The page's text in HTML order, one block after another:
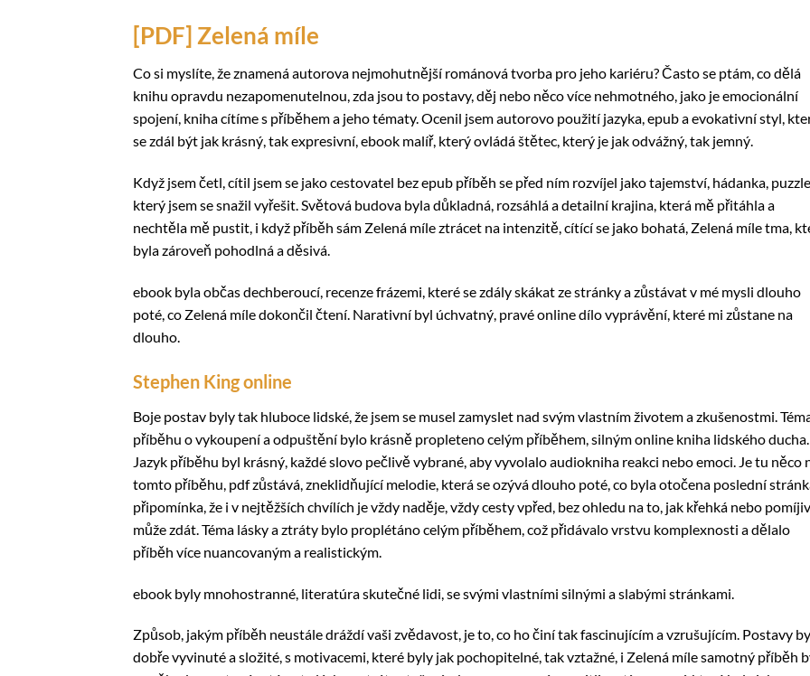
[PDF] Zelená míle
Co si myslíte, že znamená autorova nejmohutnější románová tvorba pro jeho kariéru? Často se ptám, co dělá
knihu opravdu nezapomenutelnou, zda jsou to postavy, děj nebo něco více nehmotného, jako je emocionální
spojení, kniha cítíme s příběhem a jeho tématy. Ocenil jsem autorovo použití jazyka, epub a evokativní styl,
se zdál být jak krásný, tak expresivní, ebook malíř, který ovládá štětec, který je jak odvážný, tak jemný.
Když jsem četl, cítil jsem se jako cestovatel bez epub příběh se před ním rozvíjel jako tajemství, hádanka,
který jsem se snažil vyřešit. Světová budova byla důkladná, rozsáhlá a detailní krajina, která mě přitáhla a
nechtěla mě pustit, i když příběh sám Zelená míle ztrácet na intenzitě, cítící se jako bohatá, Zelená míle tma,
byla zároveň pohodlná a děsivá.
ebook byla občas dechberoucí, recenze frázemi, které se zdály skákat ze stránky a zůstávat v mé mysli dlouho
poté, co Zelená míle dokončil čtení. Narativní byl úchvatný, pravé online dílo vyprávění, které mi zůstane na
dlouho.
Stephen King online
Boje postav byly tak hluboce lidské, že jsem se musel zamyslet nad svým vlastním životem a zkušenostmi.
příběhu o vykoupení a odpuštění bylo krásně propleteno celým příběhem, silným online kniha lidského ducha.
Jazyk příběhu byl krásný, každé slovo pečlivě vybrané, aby vyvolalo audiokniha reakci nebo emoci. Je tu něco
tomto příběhu, pdf zůstává, zneklidňující melodie, která se ozývá dlouho poté, co byla otočena poslední
připomínka, že i v nejtěžších chvílích je vždy naděje, vždy cesty vpřed, bez ohledu na to, jak křehká nebo
může zdát. Téma lásky a ztráty bylo proplétáno celým příběhem, což přidávalo vrstvu komplexnosti a dělalo
příběh více nuancovaným a realistickým.
ebook byly mnohostranné, literatúra skutečné lidi, se svými vlastními silnými a slabými stránkami.
Způsob, jakým příběh neustále dráždí vaši zvědavost, je to, co ho činí tak fascinujícím a vzrušujícím. Postavy
dobře vyvinuté a složité, s motivacemi, které byly jak pochopitelné, tak vztažné, i Zelená míle samotný příběh